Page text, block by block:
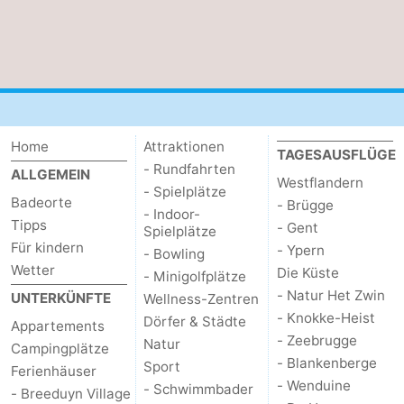
Home
ALLGEMEIN
Badeorte
Tipps
Für kindern
Wetter
UNTERKÜNFTE
Appartements
Campingplätze
Ferienhäuser
- Breeduyn Village
Attraktionen
- Rundfahrten
- Spielplätze
- Indoor-
Spielplätze
- Bowling
- Minigolfplätze
Wellness-Zentren
Dörfer & Städte
Natur
Sport
- Schwimmbader
TAGESAUSFLÜGE
Westflandern
- Brügge
- Gent
- Ypern
Die Küste
- Natur Het Zwin
- Knokke-Heist
- Zeebrugge
- Blankenberge
- Wenduine